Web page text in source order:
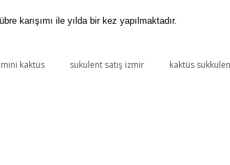
karışımı ile yılda bir kez yapılmaktadır.
kaktüs sukulent satış izmir
kaktüs